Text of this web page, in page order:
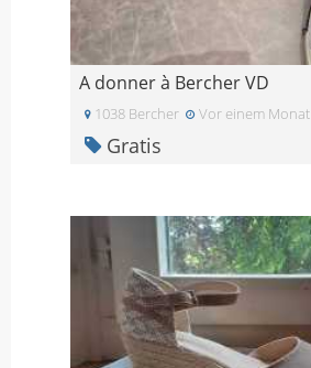
A donner à Bercher VD
1038 Bercher Vor einem Monat
Gratis